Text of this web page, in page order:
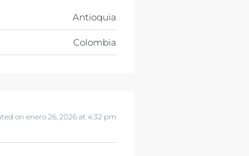
Antioquia
Colombia
on enero 26, 2026 at 4:32 pm